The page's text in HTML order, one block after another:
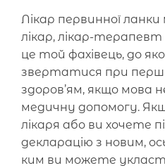
Лікар первинної
лікар, лікар-
це той фахівець, до
звертатися при
здоров’ям, якщо мова
медичну допомогу.
лікаря або ви хочете
декларацію з новим, ось
ким ви можете